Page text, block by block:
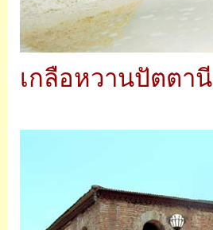
เกลือหวานปัตตานี